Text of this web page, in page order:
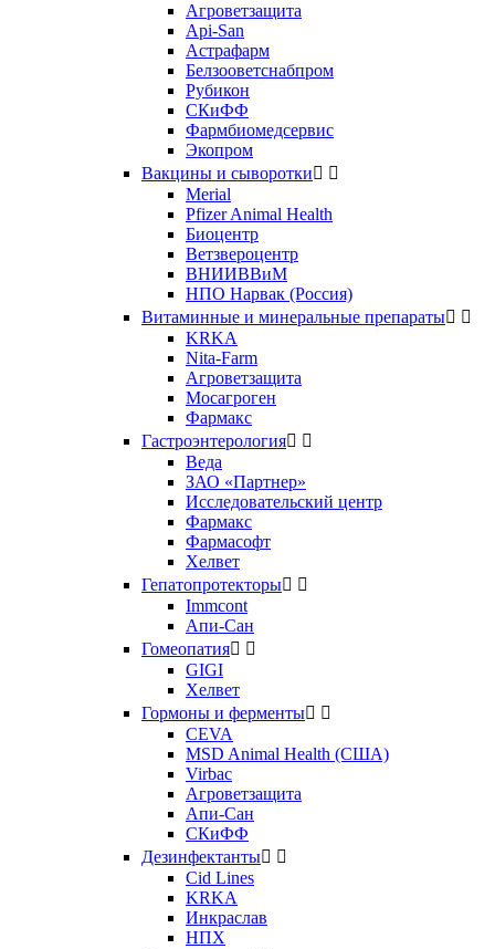
Агроветзащита
Api-San
Астрафарм
Белзооветснабпром
Рубикон
СКиФФ
Фармбиомедсервис
Экопром
Вакцины и сыворотки 
Merial
Pfizer Animal Health
Биоцентр
Ветзвероцентр
ВНИИВВиМ
НПО Нарвак (Россия)
Витаминные и минеральные препараты 
KRKA
Nita-Farm
Агроветзащита
Мосагроген
Фармакс
Гастроэнтерология 
Веда
ЗАО «Партнер»
Исследовательский центр
Фармакс
Фармасофт
Хелвет
Гепатопротекторы 
Immcont
Апи-Сан
Гомеопатия 
GIGI
Хелвет
Гормоны и ферменты 
CEVA
MSD Animal Health (США)
Virbac
Агроветзащита
Апи-Сан
СКиФФ
Дезинфектанты 
Cid Lines
KRKA
Инкраслав
НПХ